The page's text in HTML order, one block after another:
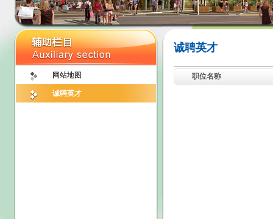
网站地图
诚聘英才
诚聘英才
职位名称